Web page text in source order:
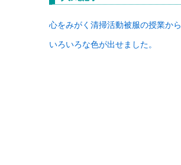
イ
心をみがく清掃活動被服の授業から
いろいろな色が出せました。